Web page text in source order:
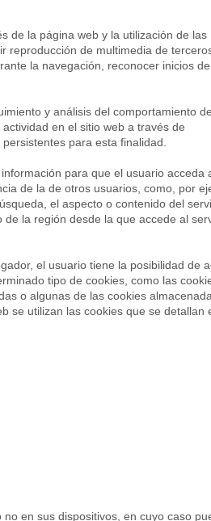
de la página web y la utilización de las
reproducción de multimedia de
la navegación, reconocer inicios de
y análisis del comportamiento
en el sitio web a través de
para esta finalidad.
para que el usuario acceda
de la de otros usuarios, como, por
el aspecto o contenido del
la región desde la que accede al
el usuario tiene la posibilidad de
tipo de cookies, como las
o algunas de las cookies
se utilizan las cookies que se detallan
en sus dispositivos, en cuyo caso